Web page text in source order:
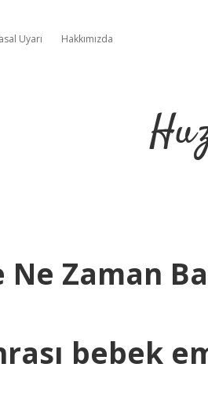
Uyarı Hakkımızda
Ne Zaman
bebek